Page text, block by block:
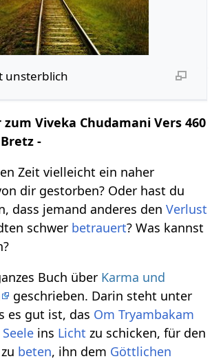
unsterblich
Viveka Chudamani Vers 460
-
Zeit vielleicht ein naher
dir gestorben? Oder hast du
dass jemand anderes denVerlust
schwer betrauert? Was kannst
Buch über Karma und
geschrieben. Darin steht unter
es gut ist, das Om Tryambakam
Seele ins Licht zu schicken, für den
zu beten, ihn dem Göttlichen